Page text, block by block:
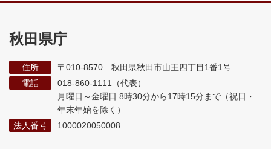
秋田県庁
住所
〒010-8570 秋田県秋田市山王四丁目1番1号
電話
018-860-1111（代表）
月曜日～金曜日 8時30分から17時15分まで （祝日・
年末年始を除く）
法人番号
1000020050008